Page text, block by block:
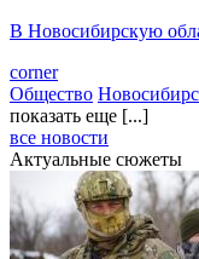
В Новосибирскую
corner
Общество
показать еще [...]
все новости
Актуальные сюжеты